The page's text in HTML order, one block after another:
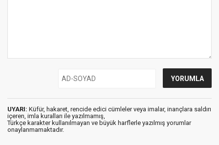
UYARI: Küfür, hakaret, rencide edici cümleler veya imalar, inançlara saldırı
içeren, imla kuralları ile yazılmamış,
Türkçe karakter kullanılmayan ve büyük harflerle yazılmış yorumlar
onaylanmamaktadır.